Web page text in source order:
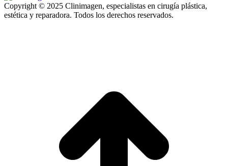
Copyright © 2025 Clinimagen, especialistas en cirugía plástica,
estética y reparadora. Todos los derechos reservados.